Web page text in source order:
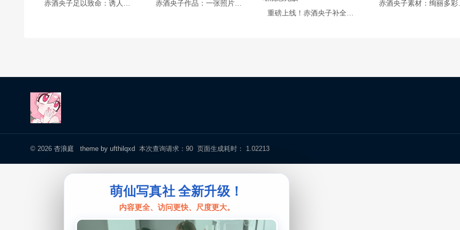
赤酒央子足以致命：诱人入胜的作品集。
赤酒央子作品：一张照片胜过千言万语，原图更加震撼。
重磅上线！赤酒央子补全计划，精美照片原图大赏，超高清晰观感无敌
赤酒
© 2026 杏浪庭 theme by ufthilqxd 本次查询请求：90 页面生成耗时： 1.02213
萌仙写真社 全新升级！
内容更全、访问更快、尺度更大。